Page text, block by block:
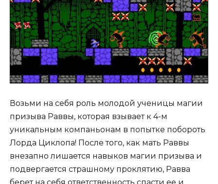
Возьми на себя роль молодой ученицы магии
призыва Раввы, которая взывает к 4-м
уникальным компаньонам в попытке побороть
Лорда Циклопа! После того, как мать Раввы
внезапно лишается навыков магии призыва и
подвергается страшному проклятию, Равва